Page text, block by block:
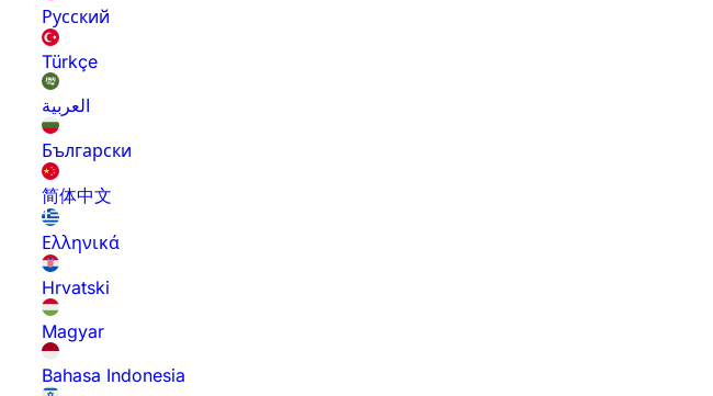
Русский
Türkçe
العربية
Български
简体中文
Ελληνικά
Hrvatski
Magyar
Bahasa Indonesia